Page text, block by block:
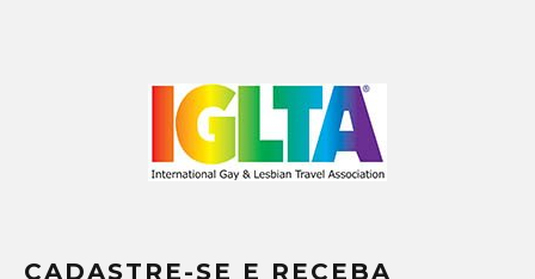
CADASTRE-SE E RECEBA